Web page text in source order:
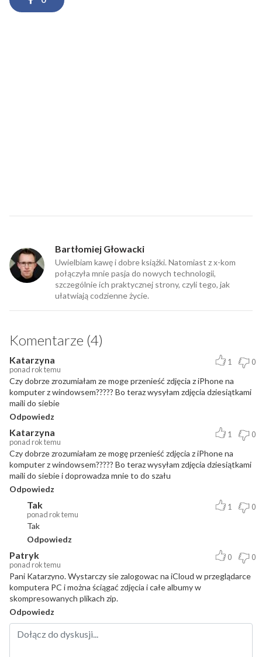
Bartłomiej Głowacki
Uwielbiam kawę i dobre książki. Natomiast z x-kom
połączyła mnie pasja do nowych technologii,
szczególnie ich praktycznej strony, czyli tego, jak
ułatwiają codzienne życie.
Komentarze (4)
Katarzyna
ponad rok temu
1 0
Czy dobrze zrozumiałam ze moge przenieść zdjęcia z iPhone na
komputer z windowsem????? Bo teraz wysyłam zdjęcia dziesiątkami
maili do siebie
Odpowiedz
Katarzyna
ponad rok temu
1 0
Czy dobrze zrozumiałam ze mogę przenieść zdjęcia z iPhone na
komputer z windowsem????? Bo teraz wysyłam zdjęcia dziesiątkami
maili do siebie i doprowadza mnie to do szału
Odpowiedz
Tak
ponad rok temu
1 0
Tak
Odpowiedz
Patryk
ponad rok temu
0 0
Pani Katarzyno. Wystarczy sie zalogowac na iCloud w przeglądarce
komputera PC i można ściągać zdjęcia i całe albumy w
skompresowanych plikach zip.
Odpowiedz